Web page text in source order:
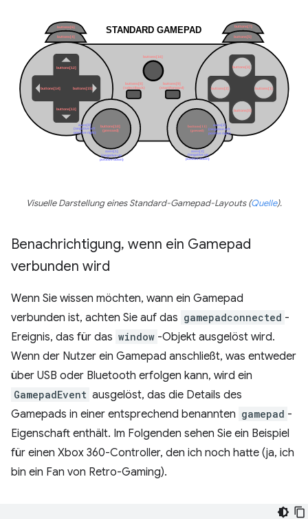
Visuelle Darstellung eines Standard-Gamepad-Layouts (Quelle).
Benachrichtigung, wenn ein Gamepad
verbunden wird
Wenn Sie wissen möchten, wann ein Gamepad
verbunden ist, achten Sie auf das gamepadconnected -
Ereignis, das für das window -Objekt ausgelöst wird.
Wenn der Nutzer ein Gamepad anschließt, was entweder
über USB oder Bluetooth erfolgen kann, wird ein
GamepadEvent ausgelöst, das die Details des
Gamepads in einer entsprechend benannten gamepad -
Eigenschaft enthält. Im Folgenden sehen Sie ein Beispiel
für einen Xbox 360-Controller, den ich noch hatte (ja, ich
bin ein Fan von Retro-Gaming).